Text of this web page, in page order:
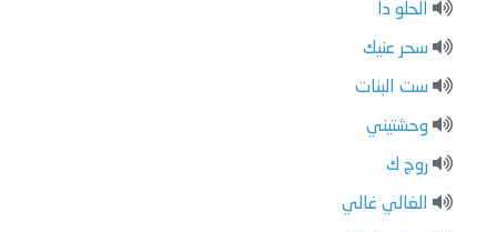
الحلو دا
سحر عنيك
ست البنات
وحشتيني
روج ك
الغالي غالي